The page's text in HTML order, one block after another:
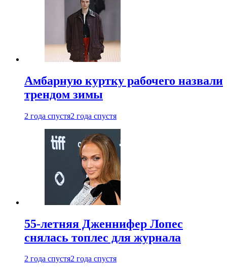
Амбарную куртку рабочего назвали
трендом зимы
2 года спустя2 года спустя
55-летняя Дженнифер Лопес
снялась топлес для журнала
2 года спустя2 года спустя